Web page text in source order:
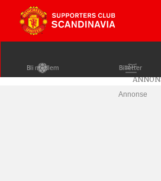
Bli medlem Billetter
Annonse